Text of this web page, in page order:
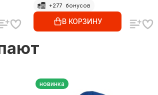
+277 бонусов
В КОРЗИНУ
новинка